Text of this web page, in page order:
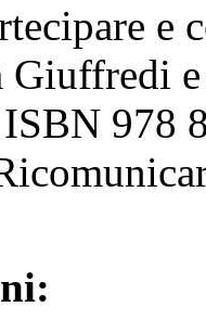
e
Giuffredi
978